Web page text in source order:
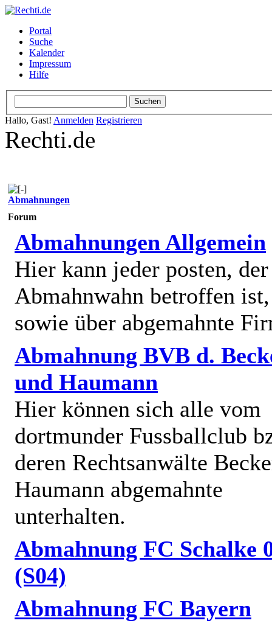
Portal
Suche
Kalender
Impressum
Hilfe
Hallo, Gast! Anmelden Registrieren
Rechti.de
Abmahnungen
Forum
Abmahnungen Allgemein
Hier kann jeder posten,
Abmahnwahn betroffen ist,
sowie über abgemahnte
Abmahnung BVB d.
und Haumann
Hier können sich alle vom
dortmunder Fussballclub
deren Rechtsanwälte
Haumann abgemahnte
unterhalten.
Abmahnung FC Schalke
(S04)
Abmahnung FC Bayern